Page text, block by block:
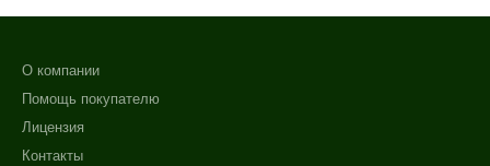
О компании
Помощь покупателю
Лицензия
Контакты